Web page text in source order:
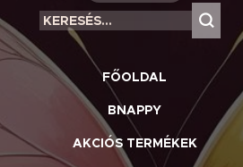
FŐOLDAL
BNAPPY
AKCIÓS TERMÉKEK